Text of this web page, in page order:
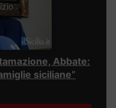
Abbate:
siciliane”